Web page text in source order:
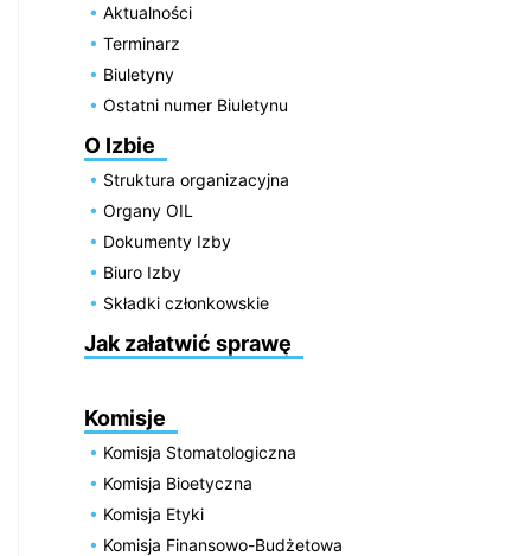
Aktualności
Terminarz
Biuletyny
Ostatni numer Biuletynu
O Izbie
Struktura organizacyjna
Organy OIL
Dokumenty Izby
Biuro Izby
Składki członkowskie
Jak załatwić sprawę
Komisje
Komisja Stomatologiczna
Komisja Bioetyczna
Komisja Etyki
Komisja Finansowo-Budżetowa